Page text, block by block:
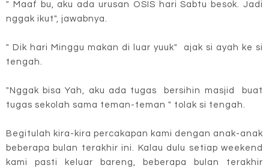
" Maaf bu, aku ada urusan OSIS hari Sabtu besok. Jadi
nggak ikut", jawabnya.
" Dik hari Minggu makan di luar yuuk" ajak si ayah ke si
tengah.
"Nggak bisa Yah, aku ada tugas bersihin masjid buat
tugas sekolah sama teman-teman " tolak si tengah.
Begitulah kira-kira percakapan kami dengan anak-anak
beberapa bulan terakhir ini. Kalau dulu setiap weekend
kami pasti keluar bareng, beberapa bulan terakhir